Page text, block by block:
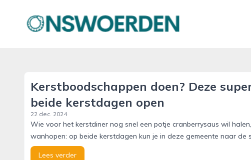
onswoerden.nl
Kerstboodschappen doen? Deze
beide kerstdagen open
22 dec. 2024
Wie voor het kerstdiner nog snel een potje cranberrysaus wil
wanhopen: op beide kerstdagen kun je in deze gemeente naar de
Lees verder